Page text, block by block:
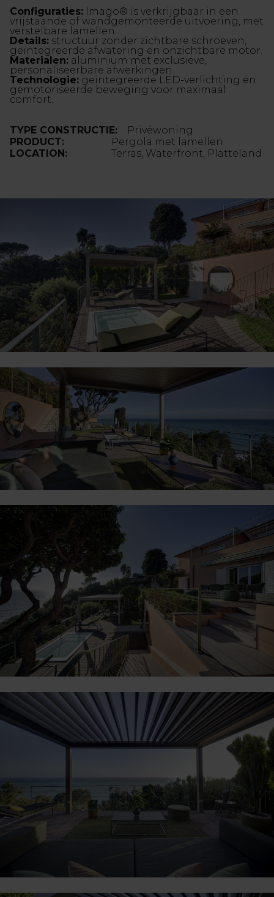
Configuraties: Imago® is verkrijgbaar in een
vrijstaande of wandgemonteerde uitvoering, met
verstelbare lamellen.
Details: structuur zonder zichtbare schroeven,
geïntegreerde afwatering en onzichtbare motor.
Materialen: aluminium met exclusieve,
personaliseerbare afwerkingen.
Technologie: geïntegreerde LED-verlichting en
gemotoriseerde beweging voor maximaal
comfort.
TYPE CONSTRUCTIE:
Privéwoning
PRODUCT:
Pergola met lamellen
LOCATION:
Terras, Waterfront, Platteland